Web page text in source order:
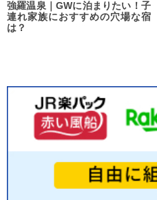
強羅温泉｜GWに泊まりたい！子
連れ家族におすすめの穴場な宿
は？